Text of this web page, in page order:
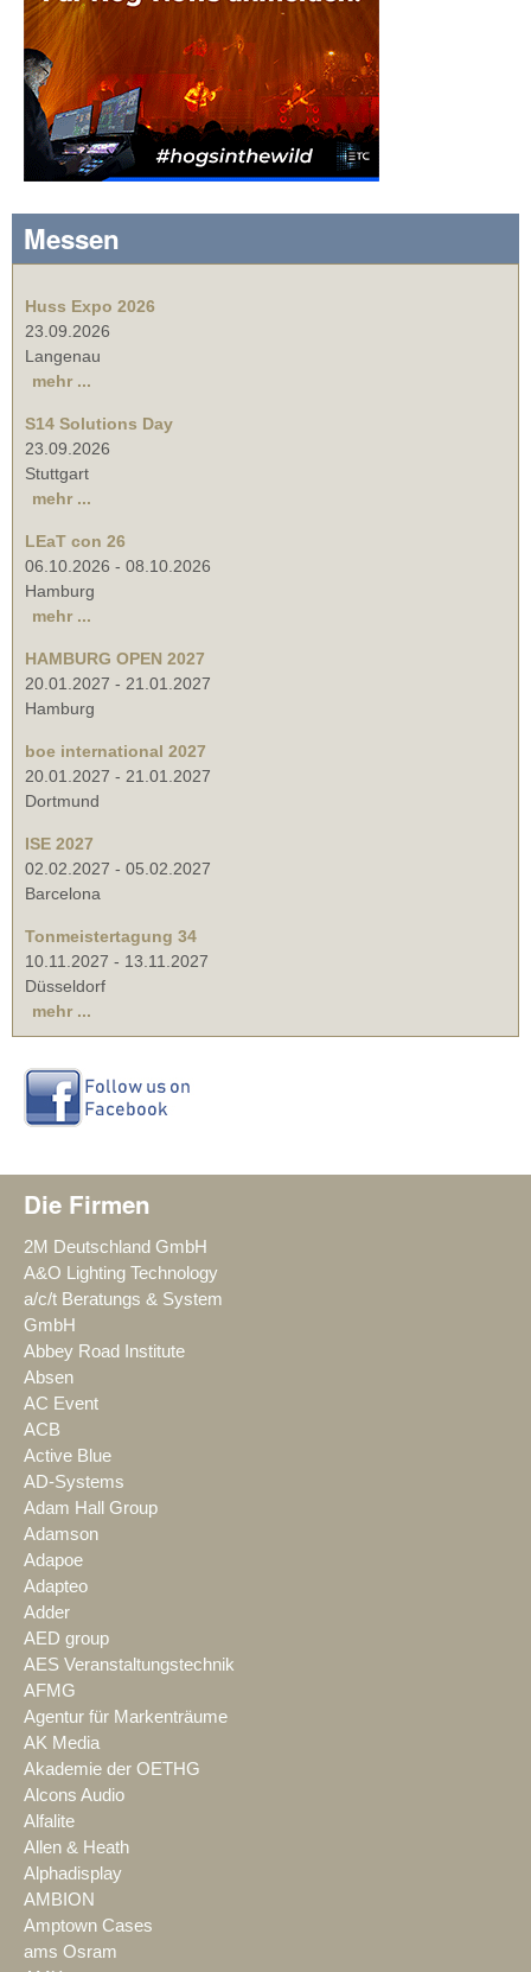
Messen
Huss Expo 2026
23.09.2026
Langenau
mehr ...
S14 Solutions Day
23.09.2026
Stuttgart
mehr ...
LEaT con 26
06.10.2026 - 08.10.2026
Hamburg
mehr ...
HAMBURG OPEN 2027
20.01.2027 - 21.01.2027
Hamburg
boe international 2027
20.01.2027 - 21.01.2027
Dortmund
ISE 2027
02.02.2027 - 05.02.2027
Barcelona
Tonmeistertagung 34
10.11.2027 - 13.11.2027
Düsseldorf
mehr ...
Die Firmen
2M Deutschland GmbH
A&O Lighting Technology
a/c/t Beratungs & System
GmbH
Abbey Road Institute
Absen
AC Event
ACB
Active Blue
AD-Systems
Adam Hall Group
Adamson
Adapoe
Adapteo
Adder
AED group
AES Veranstaltungstechnik
AFMG
Agentur für Markenträume
AK Media
Akademie der OETHG
Alcons Audio
Alfalite
Allen & Heath
Alphadisplay
AMBION
Amptown Cases
ams Osram